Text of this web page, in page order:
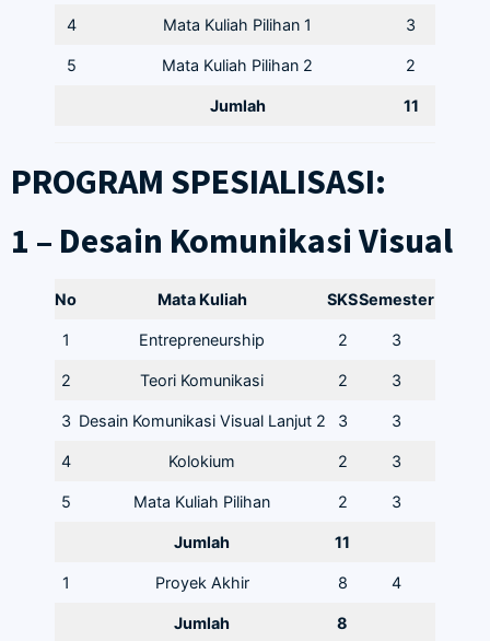
4 Mata Kuliah Pilihan 1 3
5 Mata Kuliah Pilihan 2 2
Jumlah 11
PROGRAM SPESIALISASI:
1 – Desain Komunikasi Visual
No Mata Kuliah SKSSemester
1 Entrepreneurship 2 3
2 Teori Komunikasi 2 3
3 Desain Komunikasi Visual Lanjut 2 3 3
4 Kolokium 2 3
5 Mata Kuliah Pilihan 2 3
Jumlah 11
1 Proyek Akhir 8 4
Jumlah 8